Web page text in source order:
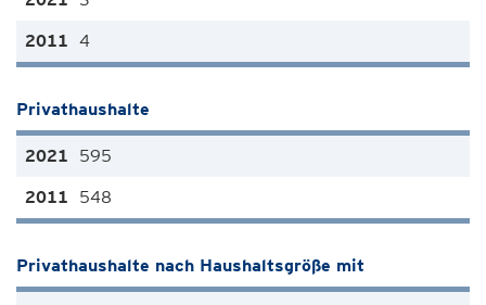
4
Privathaushalte
595
548
Privathaushalte nach Haushaltsgröße mit